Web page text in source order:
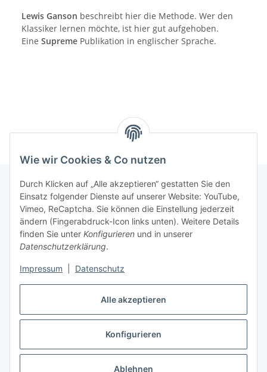
Alle akzeptieren
Konfigurieren
Ablehnen
Wie wir Cookies & Co nutzen
Durch Klicken auf „Alle akzeptieren“ gestatten Sie den
Einsatz folgender Dienste auf unserer Website: YouTube,
Vimeo, ReCaptcha. Sie können die Einstellung jederzeit
ändern (Fingerabdruck-Icon links unten). Weitere Details
finden Sie unter Konfigurieren und in unserer
Datenschutzerklärung.
Impressum Datenschutz
Lewis Ganson beschreibt hier die Methode. Wer den
Klassiker lernen möchte, ist hier gut aufgehoben.
Eine Supreme Publikation in englischer Sprache.
Informationen
Gesetzliche Informationen
* Alle Preise inkl. gesetzlicher USt., zzgl.Versand